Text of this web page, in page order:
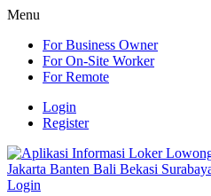
Menu
For Business Owner
For On-Site Worker
For Remote
Login
Register
Login